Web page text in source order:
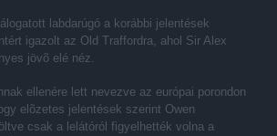
labdarúgó a korábbi jelentések
igazolt az Old Traffordra, ahol Sir Alex
jövõ elé néz.
ellenére lett nevezve az európai porondon
elõzetes jelentések szerint Owen
csak a lelátóról figyelhették volna a